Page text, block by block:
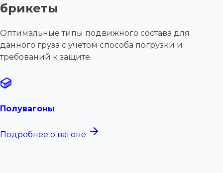
брикеты
Оптимальные типы подвижного состава для
данного груза с учётом способа погрузки и
требований к защите.
Полувагоны
Подробнее о вагоне